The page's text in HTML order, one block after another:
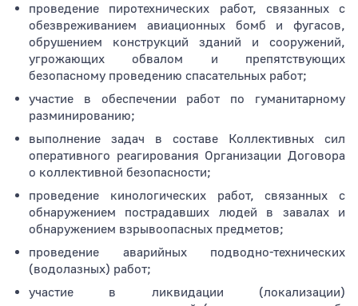
проведение пиротехнических работ, связанных с
обезвреживанием авиационных бомб и фугасов,
обрушением конструкций зданий и сооружений,
угрожающих обвалом и препятствующих
безопасному проведению спасательных работ;
участие в обеспечении работ по гуманитарному
разминированию;
выполнение задач в составе Коллективных сил
оперативного реагирования Организации Договора
о коллективной безопасности;
проведение кинологических работ, связанных с
обнаружением пострадавших людей в завалах и
обнаружением взрывоопасных предметов;
проведение аварийных подводно-технических
(водолазных) работ;
участие в ликвидации (локализации)